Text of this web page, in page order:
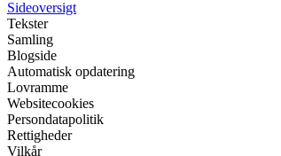
Sideoversigt
Tekster
Samling
Blogside
Automatisk opdatering
Lovramme
Websitecookies
Persondatapolitik
Rettigheder
Vilkår